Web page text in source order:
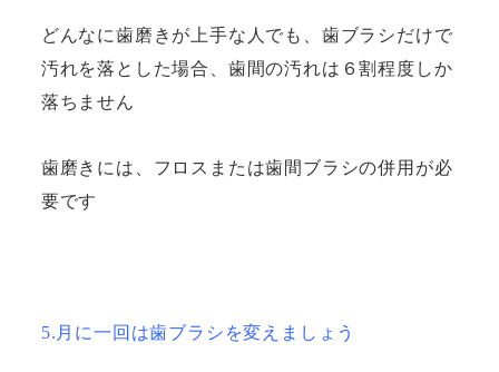
どんなに歯磨きが上手な人でも、歯ブラシだけで
汚れを落とした場合、歯間の汚れは６割程度しか
落ちません
歯磨きには、フロスまたは歯間ブラシの併用が必
要です
5.月に一回は歯ブラシを変えましょう